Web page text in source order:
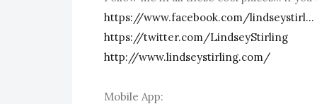
https://www.facebook.com/lindseystirl...
https://twitter.com/LindseyStirling
http://www.lindseystirling.com/
Mobile App: